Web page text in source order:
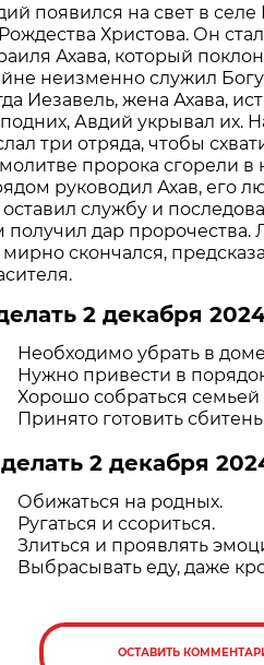
появился на свет в
Христова. Он
Ахава, который
неизменно служил
Иезавель, жена Ахава,
Авдий укрывал их.
три отряда, чтобы
пророка сгорели в
руководил Ахав, его
службу и
получил дар
скончался,
2 декабря
Необходимо убрать в
Нужно привести в
Хорошо собраться
Принято готовить
2 декабря
Обижаться на родных.
Ругаться и ссориться.
Злиться и проявлять
Выбрасывать еду, даже
ОСТАВИТЬ